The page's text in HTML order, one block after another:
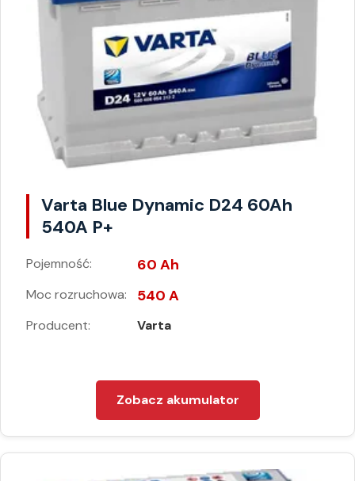
Varta Blue Dynamic D24 60Ah
540A P+
Pojemność: 60 Ah
Moc rozruchowa: 540 A
Producent: Varta
Zobacz akumulator